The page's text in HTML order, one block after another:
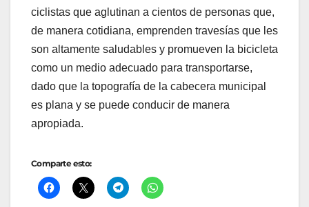
ciclistas que aglutinan a cientos de personas que,
de manera cotidiana, emprenden travesías que les
son altamente saludables y promueven la bicicleta
como un medio adecuado para transportarse,
dado que la topografía de la cabecera municipal
es plana y se puede conducir de manera
apropiada.
Comparte esto: